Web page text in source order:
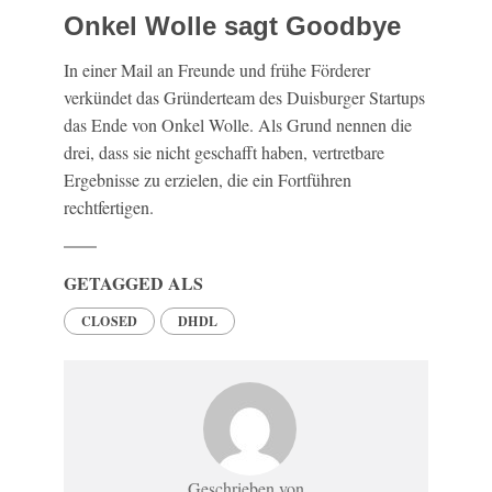
Onkel Wolle sagt Goodbye
In einer Mail an Freunde und frühe Förderer
verkündet das Gründerteam des Duisburger Startups
das Ende von Onkel Wolle. Als Grund nennen die
drei, dass sie nicht geschafft haben, vertretbare
Ergebnisse zu erzielen, die ein Fortführen
rechtfertigen.
GETAGGED ALS
CLOSED DHDL